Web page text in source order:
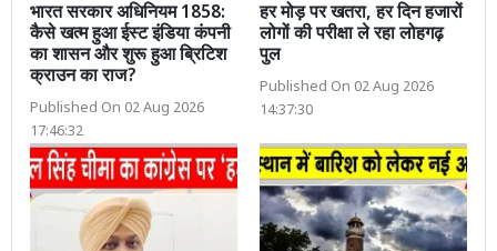
भारत सरकार अधिनियम 1858:
कैसे खत्म हुआ ईस्ट इंडिया कंपनी
का शासन और शुरू हुआ ब्रिटिश
क्राउन का राज?
Published On 02 Aug 2026
17:46:32
हर मोड़ पर खतरा, हर दिन हजारों
लोगों की परीक्षा ले रहा लोहगढ़
पुल
Published On 02 Aug 2026
14:37:30